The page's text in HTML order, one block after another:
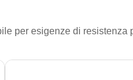
per esigenze di resistenza